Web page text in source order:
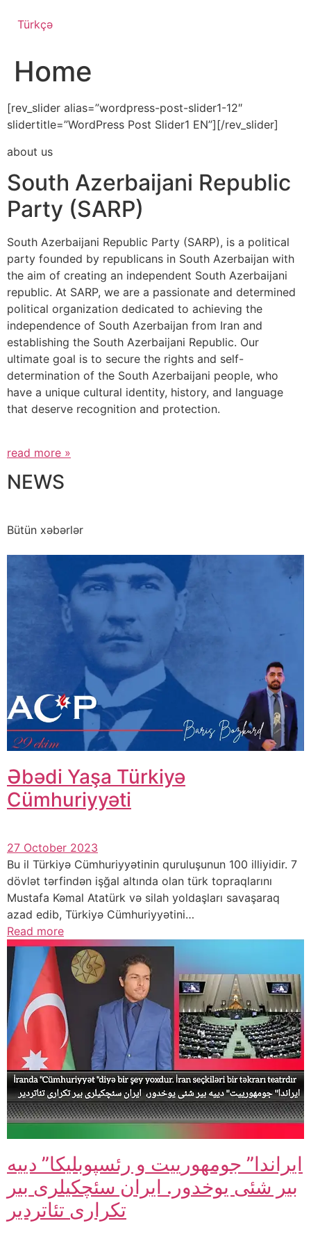
Türkçə
Home
[rev_slider alias=”wordpress-post-slider1-12″
slidertitle=”WordPress Post Slider1 EN”][/rev_slider]
about us
South Azerbaijani Republic
Party (SARP)
South Azerbaijani Republic Party (SARP), is a political
party founded by republicans in South Azerbaijan with
the aim of creating an independent South Azerbaijani
republic. At SARP, we are a passionate and determined
political organization dedicated to achieving the
independence of South Azerbaijan from Iran and
establishing the South Azerbaijani Republic. Our
ultimate goal is to secure the rights and self-
determination of the South Azerbaijani people, who
have a unique cultural identity, history, and language
that deserve recognition and protection.
read more »
NEWS
Bütün xəbərlər
Əbədi Yaşa Türkiyə
Cümhuriyyəti
27 October 2023
Bu il Türkiyə Cümhuriyyətinin quruluşunun 100 illiyidir. 7
dövlət tərfindən işğal altında olan türk topraqlarını
Mustafa Kəmal Atatürk və silah yoldaşları savaşaraq
azad edib, Türkiyə Cümhuriyyətini…
Read more
ایراندا” جومهورییت و رئسپوبلیکا” دییه
بیر شئی یوخدور. ایران سئچکیلری بیر
تکراری تئاتردیر